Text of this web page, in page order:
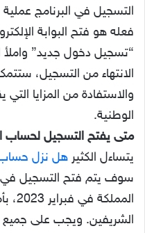
التسجيل في البرنامج
فعله هو فتح البوابة
“تسجيل دخول جديد” واملأ
الانتهاء من التسجيل،
والاستفادة من المزايا التي
الوطنية.
متى يفتح التسجيل لحساب
يتساءل الكثير هل نزل حساب
سوف يتم فتح التسجيل في
الشريفين. ويجب على جميع